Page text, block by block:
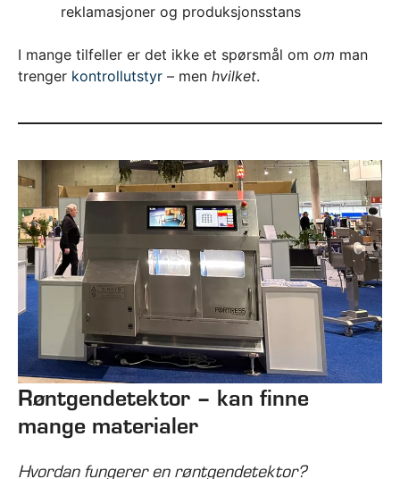
reklamasjoner og produksjonsstans
I mange tilfeller er det ikke et spørsmål om om man
trenger kontrollutstyr – men hvilket.
Røntgendetektor – kan finne
mange materialer
Hvordan fungerer en røntgendetektor?